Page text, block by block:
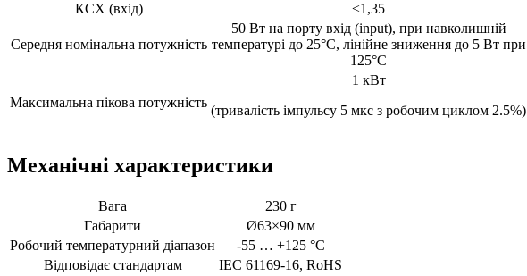
КСХ (вхід)
≤1,35
Середня номінальна потужність
50 Вт на порту вхід (input), при навколишній
температурі до 25°C, лінійне зниження до 5 Вт при
125°C
Максимальна пікова потужність
1 кВт
(тривалість імпульсу 5 мкс з робочим циклом 2.5%)
Механічні характеристики
Вага
230 г
Габарити
Ø63×90 мм
Робочий температурний діапазон
-55 … +125 °С
Відповідає стандартам
IEC 61169-16, RoHS